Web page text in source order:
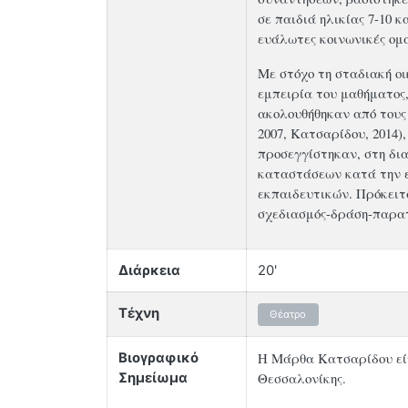
σε παιδιά ηλικίας 7-10
ευάλωτες κοινωνικές
Με στόχο τη σταδιακή
εμπειρία του
ακολουθήθηκαν από
2007, Κατσαρίδου,
προσεγγίστηκαν, στη
καταστάσεων κατά την
εκπαιδευτικών.
σχεδιασμός-δράση-
Διάρκεια 20'
Τέχνη Θέατρο
Βιογραφικό
Σημείωμα
Η Μάρθα Κατσαρίδου
Θεσσαλονίκης.